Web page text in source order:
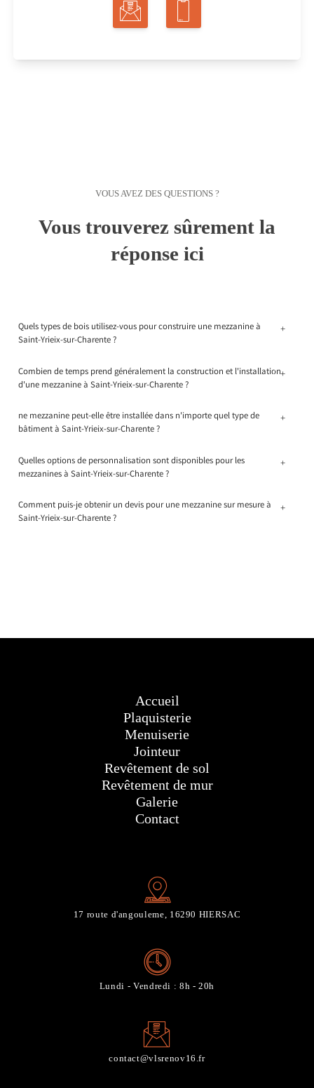
VOUS AVEZ DES QUESTIONS ?
Vous trouverez sûrement la
réponse ici
Quels types de bois utilisez-vous pour construire une mezzanine à
Saint-Yrieix-sur-Charente ?
+
Combien de temps prend généralement la construction et l'installation
d'une mezzanine à Saint-Yrieix-sur-Charente ?
+
ne mezzanine peut-elle être installée dans n'importe quel type de
bâtiment à Saint-Yrieix-sur-Charente ?
+
Quelles options de personnalisation sont disponibles pour les
mezzanines à Saint-Yrieix-sur-Charente ?
+
Comment puis-je obtenir un devis pour une mezzanine sur mesure à
Saint-Yrieix-sur-Charente ?
+
Accueil
Plaquisterie
Menuiserie
Jointeur
Revêtement de sol
Revêtement de mur
Galerie
Contact
17 route d'angouleme, 16290 HIERSAC
Lundi - Vendredi : 8h - 20h
contact@vlsrenov16.fr